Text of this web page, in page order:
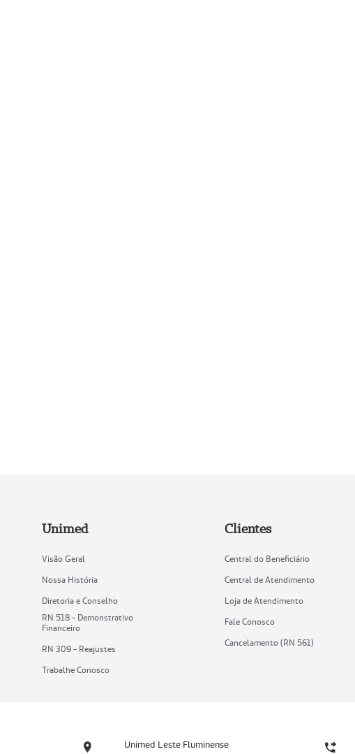
Unimed
Visão Geral
Nossa História
Diretoria e Conselho
RN 518 - Demonstrativo
Financeiro
RN 309 - Reajustes
Trabalhe Conosco
Clientes
Central do Beneficiário
Central de Atendimento
Loja de Atendimento
Fale Conosco
Cancelamento (RN 561)
Unimed Leste Fluminense